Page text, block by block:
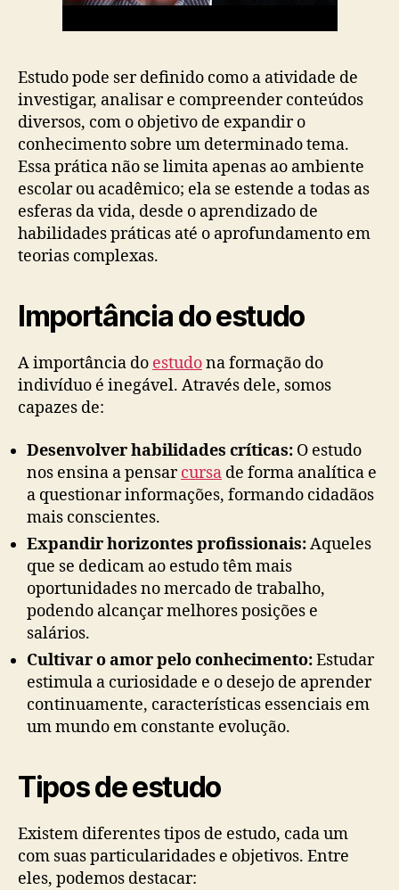
Estudo pode ser definido como a atividade de
investigar, analisar e compreender conteúdos
diversos, com o objetivo de expandir o
conhecimento sobre um determinado tema.
Essa prática não se limita apenas ao ambiente
escolar ou acadêmico; ela se estende a todas as
esferas da vida, desde o aprendizado de
habilidades práticas até o aprofundamento em
teorias complexas.
Importância do estudo
A importância do estudona formação do
indivíduo é inegável. Através dele, somos
capazes de:
Desenvolver habilidades críticas: O estudo
nos ensina a pensarcursa de forma analítica e
a questionar informações, formando cidadãos
mais conscientes.
Expandir horizontes profissionais:Aqueles
que se dedicam ao estudo têm mais
oportunidades no mercado de trabalho,
podendo alcançar melhores posições e
salários.
Cultivar o amor pelo conhecimento:Estudar
estimula a curiosidade e o desejo de aprender
continuamente, características essenciais em
um mundo em constante evolução.
Tipos de estudo
Existem diferentes tipos de estudo, cada um
com suas particularidades e objetivos. Entre
eles, podemos destacar: